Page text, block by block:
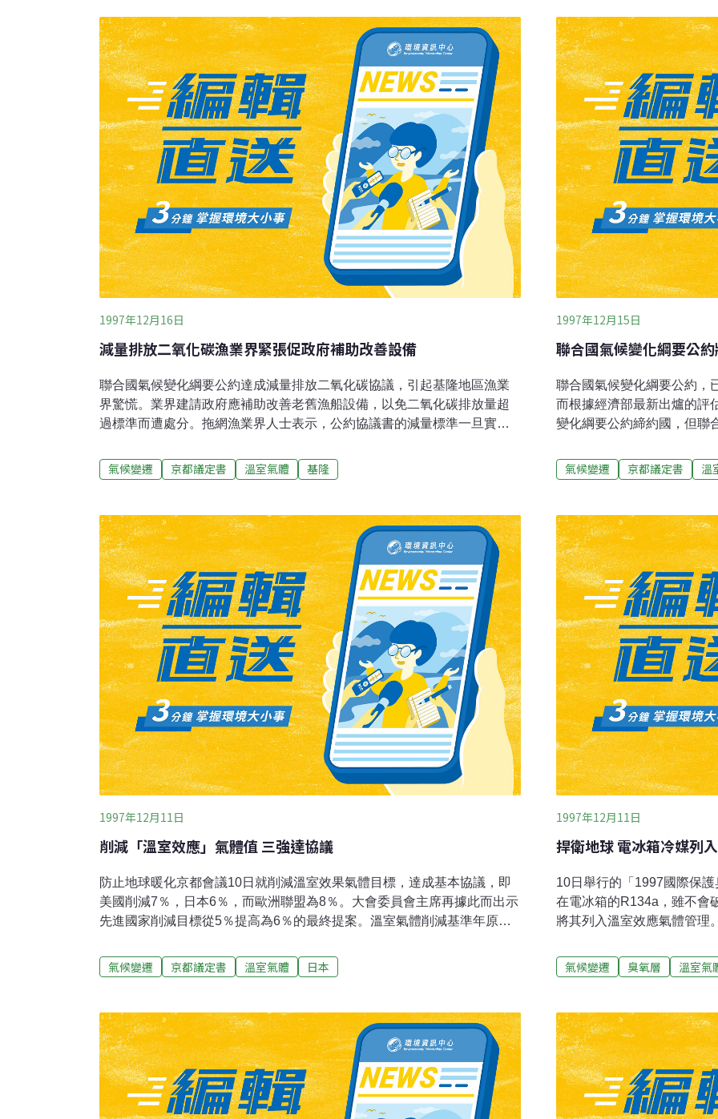
以平價供應，絕對不能漲價以維持物價平穩，至於浪費用電部分的電價則
同意以價制量，其費率應以公平、公正、公開的方式決定，不能任由台電
黑箱作業、上下其手，造成民眾日常生活的沈重負擔，我們呼籲民意代表
多多關心這些民生議題，也期待新政府能為民興利除弊，增進人民的生活
福祉。
式。來自加拿大渥太華
因為想為我的曾孫們累積保
道的小事。」
1997年12月16日
減量排放二氧化碳漁業界緊張促政府補助改善設備
聯合國氣候變化綱要公約達成減量排放二氧化碳協議，引起基隆地區漁業
界驚慌。業界建請政府應補助改善老舊漁船設備，以免二氧化碳排放量超
過標準而遭處分。拖網漁業界人士表示，公約協議書的減量標準一旦實
造成的空氣污染，以排放廢氣中所含的氧化亞氮和二氣化碳及船用劣質燃
油所造成的污染為最。業者指出，基隆地區的拖網漁船以燒球式引擎居
上，配備及機械設備老舊，亟待政府補助改善，以因應該公約協議的實
施。拖網業者並指出，歐美國家依耗能及排放氣量訂出環境指標，向各船
收費；美方的收費標準為一噸的氧化亞氮或二氧化碳，收取一萬美元，如
果我方也參考此標準，漁業將無法經營下去。
氣候變遷 京都議定書 溫室氣體 基隆
1997年12月15日
聯合國氣候變化綱要公
聯合國氣候變化綱要公約，
而根據經濟部最新出爐的評
變化綱要公約締約國，但聯
使台灣國內生產毛額（
大衝擊。面對氣候變化綱要
的減量標準外，在有關降低
對能源依存度高的產業，如
內相關產業發展為需要。另
氣候變遷 京都議定書 溫
1997年12月11日
削減「溫室效應」氣體值 三強達協議
防止地球暖化京都會議10日就削減溫室效果氣體目標，達成基本協議，即
美國削減7％，日本6％，而歐洲聯盟為8％。大會委員會主席再據此而出示
先進國家削減目標從5％提高為6％的最終提案。溫室氣體削減基準年原則
為準，削減對象包括二氧化碳(C02)、申烷(CH4)、一氧化二氮(N2O)3種氣
體，以及3種主要的替代性氟化碳等共6種，而有關3種替代性氟化碳，則以
「森林吸收二氧化碳效果」等淨值方式；「排氣權交易」；「共同實施」
等通融性措施。比較困難的是規定開發中國家，參加抑制、削減排氣問
題，尤其美國堅持開發中國家參加，而開發中國家擔心會對經濟成長有不
良影響而大為反對，因此造成最後議定書仍無法定案。
氣候變遷 京都議定書 溫室氣體 日本
1997年12月11日
捍衛地球 電冰箱冷媒列
10日舉行的「1997國際保
在電冰箱的R134a，雖不會
將其列入溫室效應氣體管理
相當無奈。不過，如果國際
大學教授歐海迪10日在會中
經開始積極研擬管制。工研
碳化合物替代品，未來一、
管制。根據聯合國的調查，
油），造成全球二氧化碳濃
ppm。全球暖化現象加劇，
氣候變遷 臭氧層 溫室氣